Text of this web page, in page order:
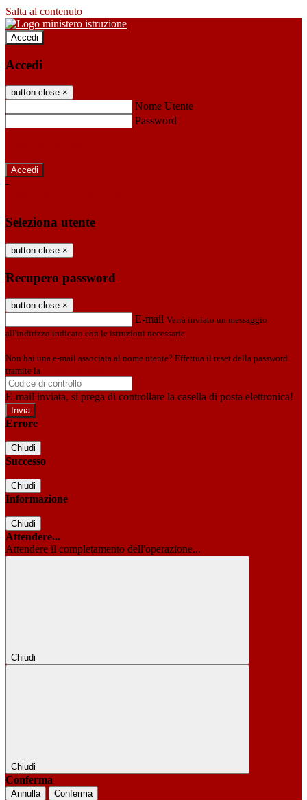
Salta al contenuto
Accedi
Accedi
button close ×
Nome Utente
Password
-
Seleziona utente
button close ×
Recupero password
button close ×
E-mail Verrà inviato un messaggio
all'indirizzo indicato con le istruzioni necessarie.
Non hai una e-mail associata al nome utente? Effettua il reset della password
tramite la
E-mail inviata, si prega di controllare la casella di posta elettronica!
Errore
Chiudi
Successo
Chiudi
Informazione
Chiudi
Attendere...
Attendere il completamento dell'operazione...
Chiudi
Chiudi
Conferma
Annulla Conferma